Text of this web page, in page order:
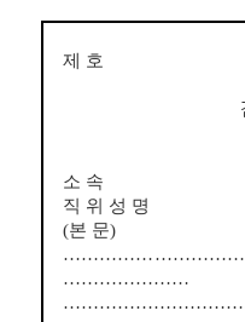
제 호
소 속
직 위 성 명
(본 문)
……………
…………………